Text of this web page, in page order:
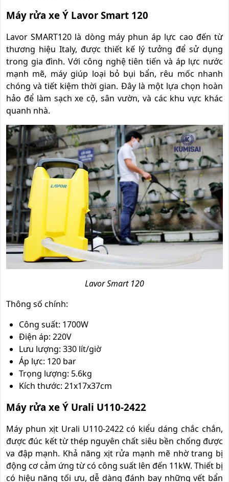
Máy rửa xe Ý Lavor Smart 120
Lavor SMART120 là dòng máy phun áp lực cao đến từ
thương hiệu Italy, được thiết kế lý tưởng để sử dụng
trong gia đình. Với công nghệ tiên tiến và áp lực nước
mạnh mẽ, máy giúp loại bỏ bụi bẩn, rêu mốc nhanh
chóng và tiết kiệm thời gian. Đây là một lựa chọn hoàn
hảo để làm sạch xe cộ, sân vườn, và các khu vực khác
quanh nhà.
Lavor Smart 120
Thông số chính:
Công suất: 1700W
Điện áp: 220V
Lưu lượng: 330 lít/giờ
Áp lực: 120 bar
Trọng lượng: 5.6kg
Kích thước: 21x17x37cm
Máy rửa xe Ý Urali U110-2422
Máy phun xịt Urali U110-2422 có kiểu dáng chắc chắn,
được đúc kết từ thép nguyên chất siêu bền chống được
va đập mạnh. Khả năng xịt rửa mạnh mẽ nhờ trang bị
động cơ cảm ứng từ có công suất lên đến 11kW. Thiết bị
có hiệu năng tối ưu, dễ dàng đánh bay những vết bẩn